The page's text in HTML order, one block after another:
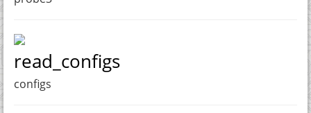
read_configs
configs